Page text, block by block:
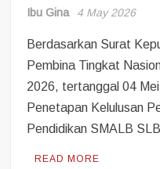
Mandiri di Ulang Tahun yang
Ibu Gina 4 May 2026
Berdasarkan Surat
Pembina Tingkat
2026, tertanggal 04
Penetapan Kelulusan
Pendidikan SMALB
READ MORE